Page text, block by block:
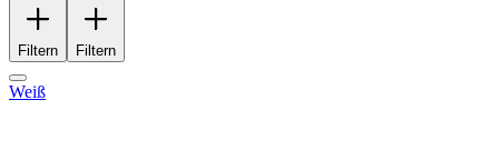
Filtern Filtern
Weiß